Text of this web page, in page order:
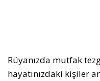
Rüyanızda mutfak
hayatınızdaki kişiler